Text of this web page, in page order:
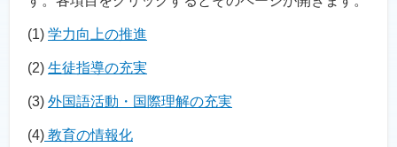
(1) 学力向上の推進
(2) 生徒指導の充実
(3) 外国語活動・国際理解の充実
(4) 教育の情報化